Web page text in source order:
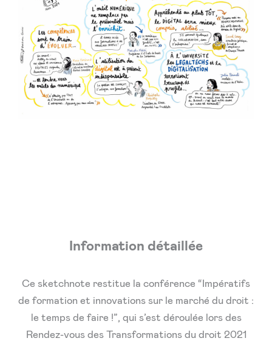
Information détaillée
Ce sketchnote restitue la conférence “Impératifs
de formation et innovations sur le marché du droit :
le temps de faire !”, qui s’est déroulée lors des
Rendez-vous des Transformations du droit 2021